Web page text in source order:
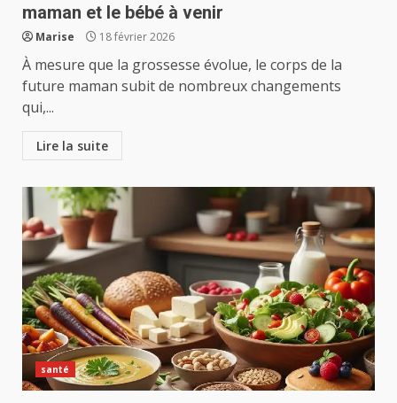
maman et le bébé à venir
Marise 18 février 2026
À mesure que la grossesse évolue, le corps de la
future maman subit de nombreux changements
qui,...
Lire la suite
santé